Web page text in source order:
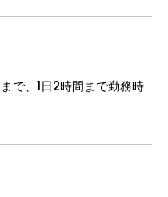
で、1日2時間まで勤務時